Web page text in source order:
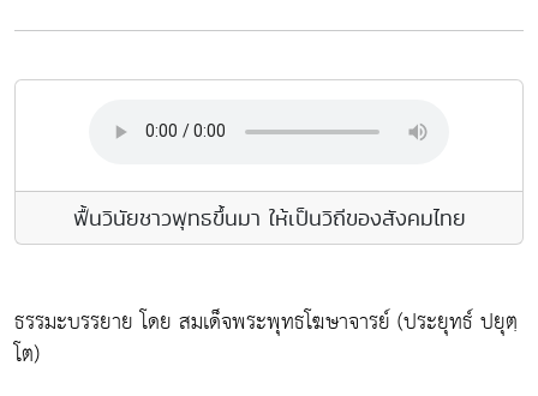
ฟื้นวินัยชาวพุทธขึ้นมา ให้เป็นวิถีของสังคมไทย
ธรรมะบรรยาย โดย สมเด็จพระพุทธโฆษาจารย์ (ประยุทธ์ ปยุตฺ
โต)